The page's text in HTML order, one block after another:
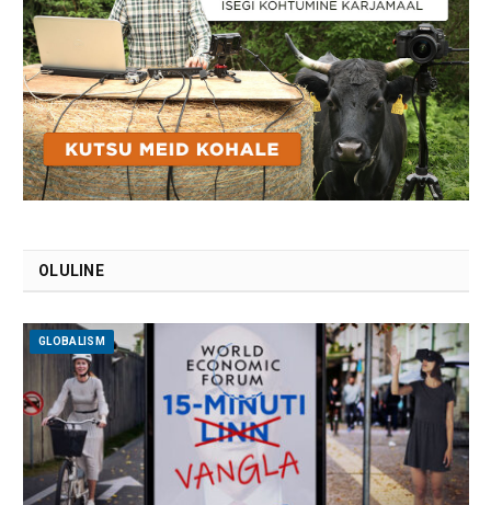
OLULINE
GLOBALISM